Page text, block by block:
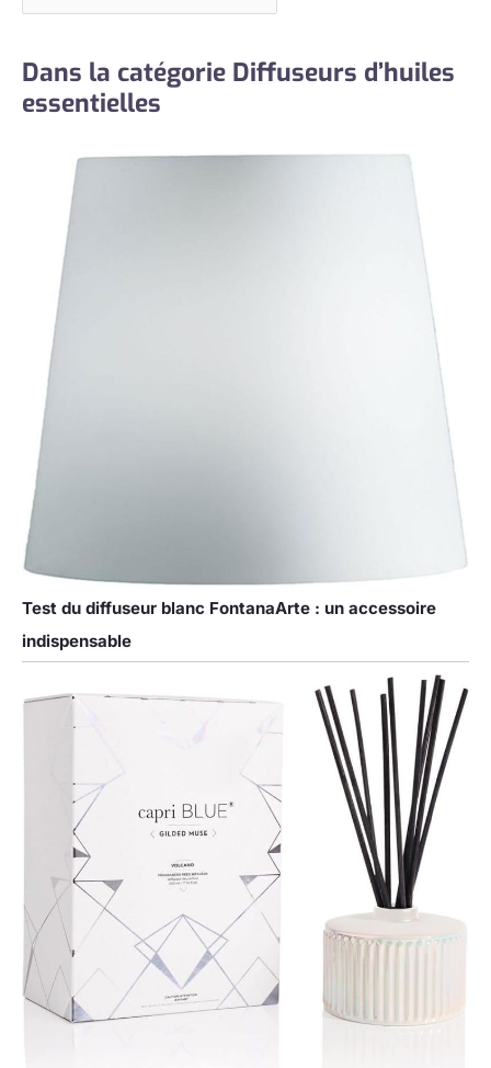
Dans la catégorie Diffuseurs d’huiles
essentielles
Test du diffuseur blanc FontanaArte : un accessoire
indispensable